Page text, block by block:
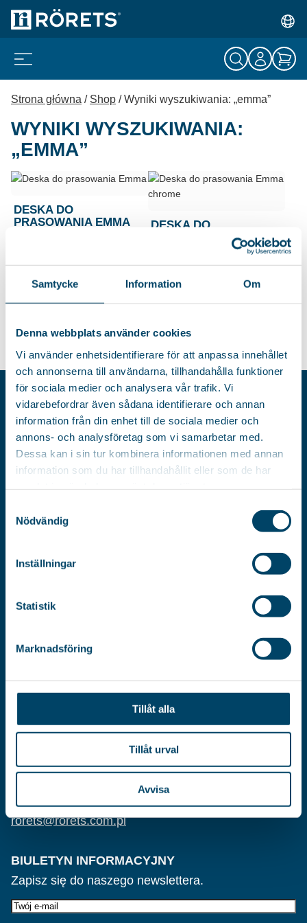
Samtycke Information Om
Denna webbplats använder cookies
Vi använder enhetsidentifierare för att anpassa innehållet
och annonserna till användarna, tillhandahålla funktioner
för sociala medier och analysera vår trafik. Vi
vidarebefordrar även sådana identifierare och annan
information från din enhet till de sociala medier och
annons- och analysföretag som vi samarbetar med.
Dessa kan i sin tur kombinera informationen med annan
information som du har tillhandahållit eller som de har
Nödvändig
Inställningar
Statistik
Marknadsföring
Tillåt alla
Tillåt urval
Avvisa
Strona główna / Shop / Wyniki wyszukiwania: „emma”
WYNIKI WYSZUKIWANIA:
„EMMA”
DESKA DO
PRASOWANIA EMMA
DESKA DO
PRASOWANIA EMMA
Stabilna deska z blatem o
rozmiarze 38x120cm
235zł
RÖRETS POLSKA SP.ZO.O.
ul. Wisniowa 6
62-045 Pniewy
Polska
787-14-43-796
DANE OSOBOWE
FORMULARZ REKLAMACYJNY – POBIERZ
KONTAKTY
+48 61 29 10 917
E-MAIL
rorets@rorets.com.pl
BIULETYN INFORMACYJNY
Zapisz się do naszego newslettera.
E-